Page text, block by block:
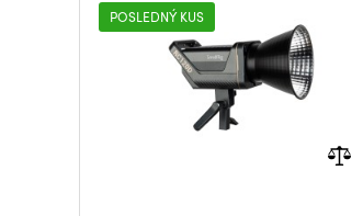
POSLEDNÝ KUS